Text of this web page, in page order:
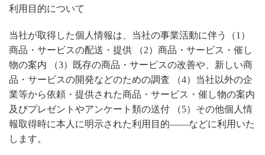
利用目的について
当社が取得した個人情報は、当社の事業活動に伴う（1）
商品・サービスの配送・提供 （2）商品・サービス・催し
物の案内 （3）既存の商品・サービスの改善や、新しい商
品・サービスの開発などのための調査 （4）当社以外の企
業等から依頼・提供された商品・サービス・催し物の案内
及びプレゼントやアンケート類の送付 （5）その他個人情
報取得時に本人に明示された利用目的――などに利用いた
します。